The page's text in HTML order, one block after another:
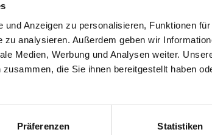
und Anzeigen zu personalisieren, Funktionen
zu analysieren. Außerdem geben wir
Medien, Werbung und Analysen weiter.
die Sie ihnen bereitgestellt haben
Präferenzen Statistiken
welche die personenbezogenen Daten ohne
mehr einer spezifischen betroffenen Person
zusätzlichen Informationen gesondert aufbewahrt
organisatorischen Maßnahmen unterliegen, die
Daten nicht einer identifizierten oder
Verantwortlicher oder für die Verarbeitung
über die Zwecke und Mittel der Verarbeitung von